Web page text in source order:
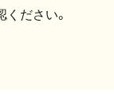
ください。